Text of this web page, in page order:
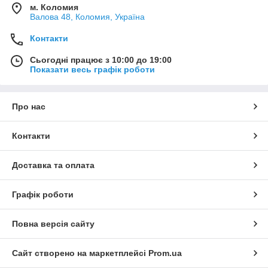
м. Коломия
Валова 48, Коломия, Україна
Контакти
Сьогодні працює з 10:00 до 19:00
Показати весь графік роботи
Про нас
Контакти
Доставка та оплата
Графік роботи
Повна версія сайту
Сайт створено на маркетплейсі Prom.ua